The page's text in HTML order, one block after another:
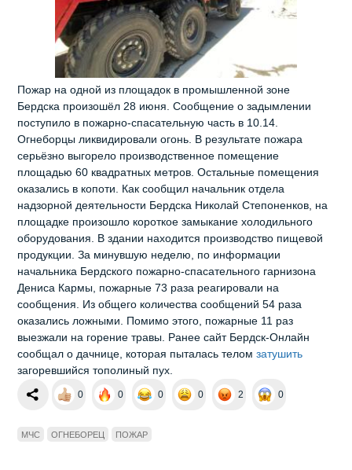
Пожар на одной из площадок в промышленной зоне
Бердска произошёл 28 июня. Сообщение о задымлении
поступило в пожарно-спасательную часть в 10.14.
Огнеборцы ликвидировали огонь. В результате пожара
серьёзно выгорело производственное помещение
площадью 60 квадратных метров. Остальные помещения
оказались в копоти. Как сообщил начальник отдела
надзорной деятельности Бердска Николай Степоненков, на
площадке произошло короткое замыкание холодильного
оборудования. В здании находится производство пищевой
продукции. За минувшую неделю, по информации
начальника Бердского пожарно-спасательного гарнизона
Дениса Кармы, пожарные 73 раза реагировали на
сообщения. Из общего количества сообщений 54 раза
оказались ложными. Помимо этого, пожарные 11 раз
выезжали на горение травы. Ранее сайт Бердск-Онлайн
сообщал о дачнице, которая пыталась теломзатушить
загоревшийся тополиный пух.
0 0 0 0 2 0
МЧС ОГНЕБОРЕЦ ПОЖАР